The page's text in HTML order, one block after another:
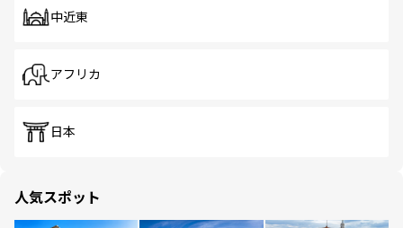
中近東
アフリカ
日本
人気スポット